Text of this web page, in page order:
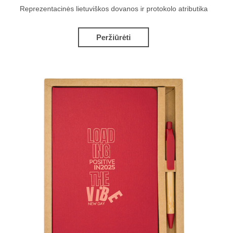
Reprezentacinės lietuviškos dovanos ir protokolo atributika
Peržiūrėti